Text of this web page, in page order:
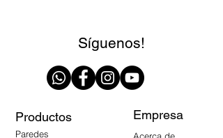
Síguenos!
Productos
Paredes
Empresa